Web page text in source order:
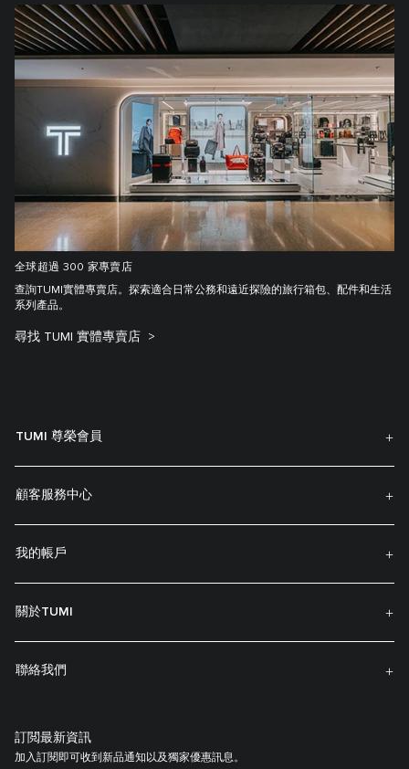
全球超過 300 家專賣店
查詢TUMI實體專賣店。探索適合日常公務和遠近探險的旅行箱包、配件和生活
系列產品。
尋找 TUMI 實體專賣店
TUMI 尊榮會員
顧客服務中心
我的帳戶
關於TUMI
聯絡我們
訂閲最新資訊
加入訂閱即可收到新品通知以及獨家優惠訊息。